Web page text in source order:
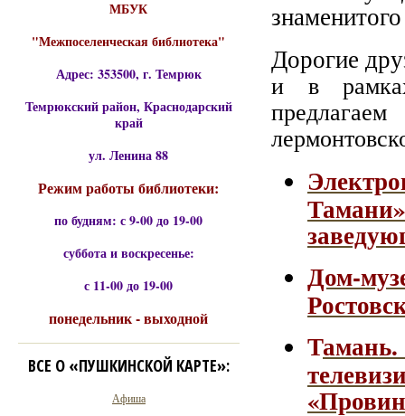
Дорогие
и в
Дом-
Т
МБУК
"Межпоселенческая библиотека"
Адрес: 353500, г. Темрюк
Темрюкский район, Краснодарский
край
ул. Ленина 88
Режим работы библиотеки:
по будням: с 9-00 до 19-00
суббота и воскресенье:
с 11-00 до 19-00
понедельник - выходной
ВСЕ О «ПУШКИНСКОЙ КАРТЕ»:
Афиша